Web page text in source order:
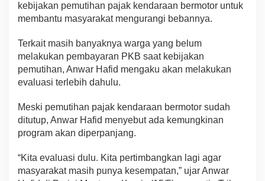
kebijakan pemutihan pajak kendaraan bermotor untuk
membantu masyarakat mengurangi bebannya.
Terkait masih banyaknya warga yang belum
melakukan pembayaran PKB saat kebijakan
pemutihan, Anwar Hafid mengaku akan melakukan
evaluasi terlebih dahulu.
Meski pemutihan pajak kendaraan bermotor sudah
ditutup, Anwar Hafid menyebut ada kemungkinan
program akan diperpanjang.
“Kita evaluasi dulu. Kita pertimbangkan lagi agar
masyarakat masih punya kesempatan,” ujar Anwar